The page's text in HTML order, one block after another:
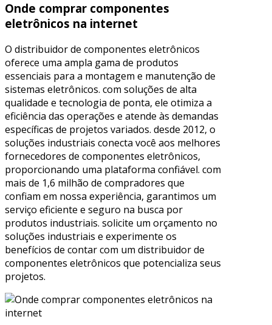
Onde comprar componentes
eletrônicos na internet
O distribuidor de componentes eletrônicos
oferece uma ampla gama de produtos
essenciais para a montagem e manutenção de
sistemas eletrônicos. com soluções de alta
qualidade e tecnologia de ponta, ele otimiza a
eficiência das operações e atende às demandas
específicas de projetos variados. desde 2012, o
soluções industriais conecta você aos melhores
fornecedores de componentes eletrônicos,
proporcionando uma plataforma confiável. com
mais de 1,6 milhão de compradores que
confiam em nossa experiência, garantimos um
serviço eficiente e seguro na busca por
produtos industriais. solicite um orçamento no
soluções industriais e experimente os
benefícios de contar com um distribuidor de
componentes eletrônicos que potencializa seus
projetos.